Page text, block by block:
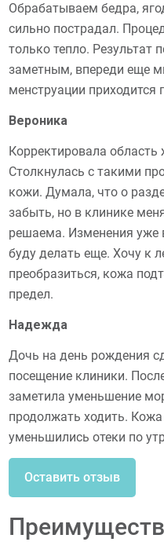
Обрабатываем бедра,
сильно пострадал.
только тепло. Результат
заметным, впереди еще
менструации приходится
Вероника
Корректировала
Столкнулась с такими
кожи. Думала, что о
забыть, но в клинике
решаема. Изменения уже
буду делать еще. Хочу к
преобразиться, кожа
предел.
Надежда
Дочь на день рождения
посещение клиники.
заметила уменьшение
продолжать ходить.
уменьшились отеки по
Оставить отзыв